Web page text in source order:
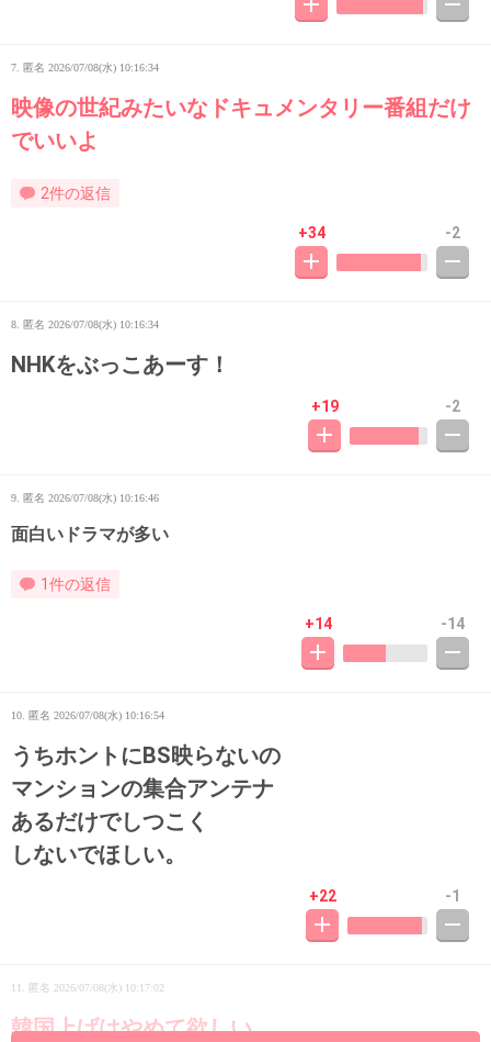
7. 匿名 2026/07/08(水) 10:16:34
映像の世紀みたいなドキュメンタリー番組だけ
でいいよ
2件の返信
+34 -2
8. 匿名 2026/07/08(水) 10:16:34
NHKをぶっこあーす！
+19 -2
9. 匿名 2026/07/08(水) 10:16:46
面白いドラマが多い
1件の返信
+14 -14
10. 匿名 2026/07/08(水) 10:16:54
うちホントにBS映らないの
マンションの集合アンテナ
あるだけでしつこく
しないでほしい。
+22 -1
11. 匿名 2026/07/08(水) 10:17:02
韓国上げはやめて欲しい